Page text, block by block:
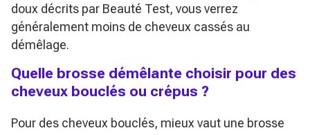
doux décrits par Beauté Test, vous verrez
généralement moins de cheveux cassés au
démêlage.
Quelle brosse démêlante choisir pour des
cheveux bouclés ou crépus ?
Pour des cheveux bouclés, mieux vaut une brosse